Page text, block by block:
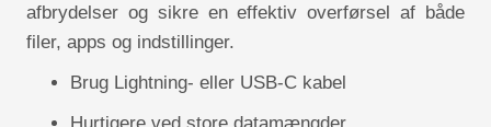
afbrydelser og sikre en effektiv overførsel af både
filer, apps og indstillinger.
Brug Lightning- eller USB-C kabel
Hurtigere ved store datamængder